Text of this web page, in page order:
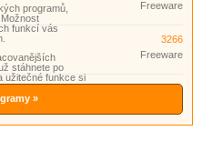
programů,
funkcí vás
Freeware
stáhnete po
užitečné funkce si
PowerPoint.
a prohlížení pr
3266
Freeware
»